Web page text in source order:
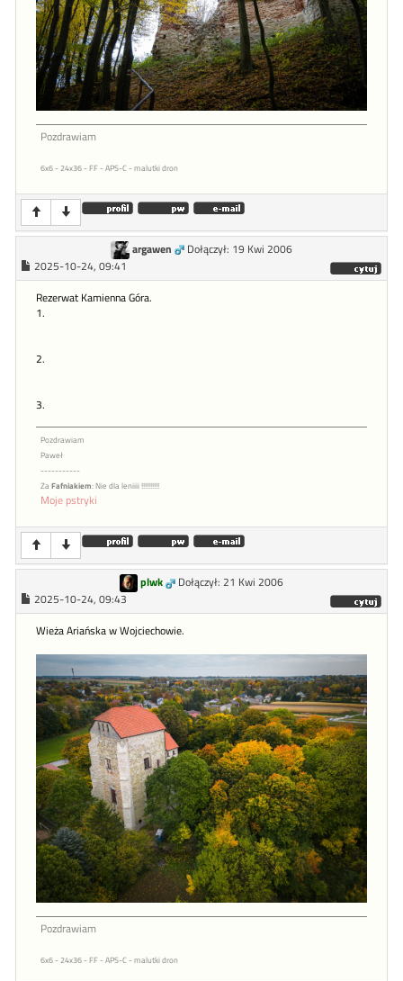
Pozdrawiam
6x6 - 24x36 - FF - APS-C - malutki dron
argawen
Dołączył: 19 Kwi 2006
2025-10-24, 09:41
Rezerwat Kamienna Góra.
1.
2.
3.
Pozdrawiam
Paweł
-----------
Za Fafniakiem: Nie dla leniiii !!!!!!!!!!
Moje pstryki
plwk
Dołączył: 21 Kwi 2006
2025-10-24, 09:43
Wieża Ariańska w Wojciechowie.
Pozdrawiam
6x6 - 24x36 - FF - APS-C - malutki dron